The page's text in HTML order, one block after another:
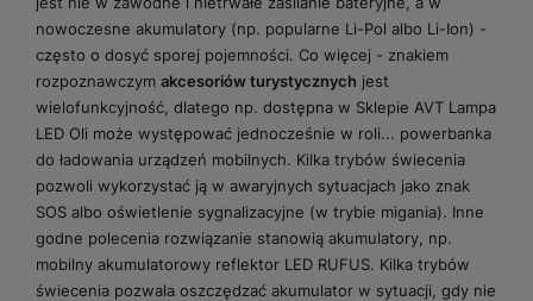
nowoczesne akumulatory (np. popularne Li-Pol albo Li-Ion) -
często o dosyć sporej pojemności. Co więcej - znakiem
rozpoznawczym akcesoriów turystycznych jest
wielofunkcyjność, dlatego np. dostępna w Sklepie AVT Lampa
LED Oli może występować jednocześnie w roli... powerbanka
do ładowania urządzeń mobilnych. Kilka trybów świecenia
pozwoli wykorzystać ją w awaryjnych sytuacjach jako znak
SOS albo oświetlenie sygnalizacyjne (w trybie migania). Inne
godne polecenia rozwiązanie stanowią akumulatory, np.
mobilny akumulatorowy reflektor LED RUFUS. Kilka trybów
świecenia pozwala oszczędzać akumulator w sytuacji, gdy nie